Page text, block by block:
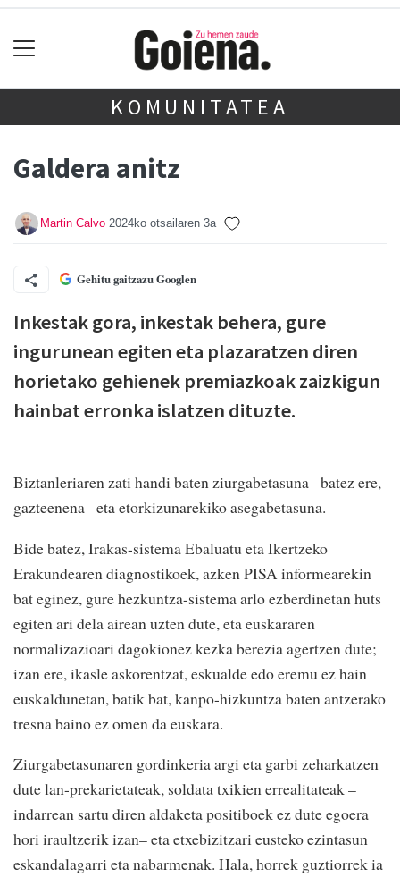
KOMUNITATEA
Galdera anitz
Martin Calvo 2024ko otsailaren 3a
Gehitu gaitzazu Googlen
Inkestak gora, inkestak behera, gure
ingurunean egiten eta plazaratzen diren
horietako gehienek premiazkoak zaizkigun
hainbat erronka islatzen dituzte.
Biztanleriaren zati handi baten ziurgabetasuna –batez ere,
gazteenena– eta etorkizunarekiko asegabetasuna.
Bide batez, Irakas-sistema Ebaluatu eta Ikertzeko
Erakundearen diagnostikoek, azken PISA informearekin
bat eginez, gure hezkuntza-sistema arlo ezberdinetan huts
egiten ari dela airean uzten dute, eta euskararen
normalizazioari dagokionez kezka berezia agertzen dute;
izan ere, ikasle askorentzat, eskualde edo eremu ez hain
euskaldunetan, batik bat, kanpo-hizkuntza baten antzerako
tresna baino ez omen da euskara.
Ziurgabetasunaren gordinkeria argi eta garbi zeharkatzen
dute lan-prekarietateak, soldata txikien errealitateak –
indarrean sartu diren aldaketa positiboek ez dute egoera
hori iraultzerik izan– eta etxebizitzari eusteko ezintasun
eskandalagarri eta nabarmenak. Hala, horrek guztiorrek ia